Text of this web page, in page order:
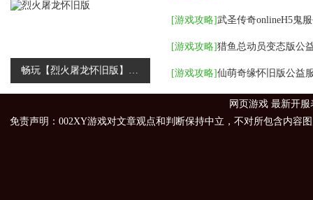
畅玩【烈火屠龙怀旧版】福利版，免费福利送不停
[游戏攻略]
[游戏攻略]猎鱼总动员变态版公
[游戏攻略]
网页游戏 最新开服
免责声明：002XY游戏对文章观点和判断保持中立，不对所包含内容